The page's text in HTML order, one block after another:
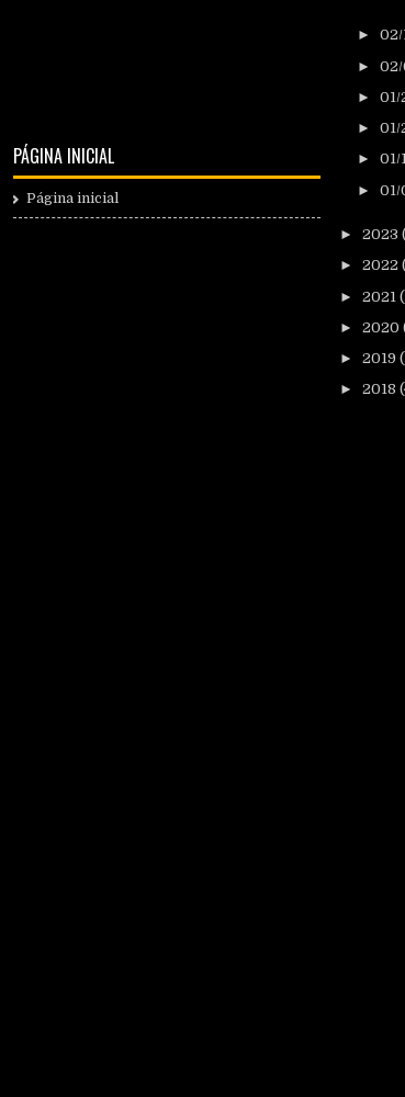
PÁGINA INICIAL
Página inicial
► 02/
► 02/
► 01/
► 01/
► 01/
► 01/
► 2023
► 2022
► 2021
► 2020
► 2019
► 2018